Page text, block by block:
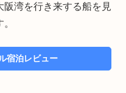
阪湾を行き来する船を見
宿泊レビュー